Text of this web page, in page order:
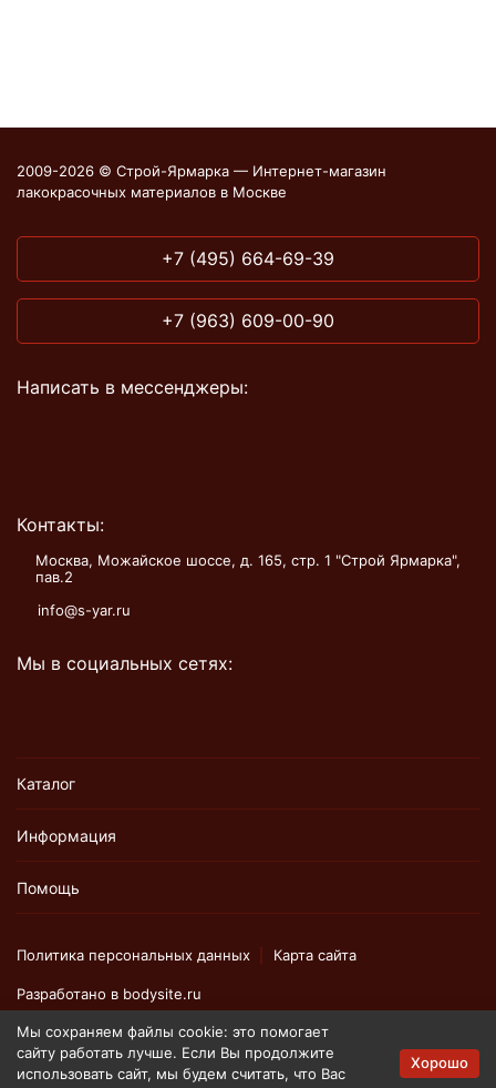
2009-2026 © Строй-Ярмарка — Интернет-магазин
лакокрасочных материалов в Москве
+7 (495) 664-69-39
+7 (963) 609-00-90
Написать в мессенджеры:
Контакты:
Москва, Можайское шоссе, д. 165, стр. 1 "Строй Ярмарка",
пав.2
info@s-yar.ru
Мы в социальных сетях:
Каталог
Информация
Помощь
Политика персональных данных Карта сайта
Разработано в bodysite.ru
Вся представленная на сайте информация, касающаяся
Мы сохраняем файлы cookie: это помогает
сайту работать лучше. Если Вы продолжите
использовать сайт, мы будем считать, что Вас
Хорошо